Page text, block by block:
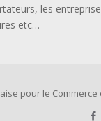
les
etc…
pour le